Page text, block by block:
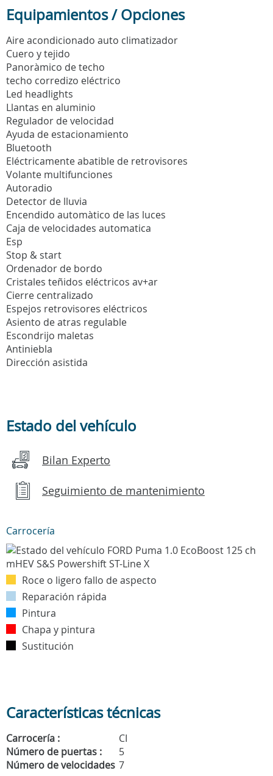
Equipamientos / Opciones
Aire acondicionado auto climatizador
Cuero y tejido
Panoràmico de techo
techo corredizo eléctrico
Led headlights
Llantas en aluminio
Regulador de velocidad
Ayuda de estacionamiento
Bluetooth
Eléctricamente abatible de retrovisores
Volante multifunciones
Autoradio
Detector de lluvia
Encendido automàtico de las luces
Caja de velocidades automatica
Esp
Stop & start
Ordenador de bordo
Cristales teñidos eléctricos av+ar
Cierre centralizado
Espejos retrovisores eléctricos
Asiento de atras regulable
Escondrijo maletas
Antiniebla
Dirección asistida
Estado del vehículo
Bilan Experto
Seguimiento de mantenimiento
Carrocería
Roce o ligero fallo de aspecto
Reparación rápida
Pintura
Chapa y pintura
Sustitución
Características técnicas
Carrocería :
CI
Número de puertas :
5
Número de velocidades 7